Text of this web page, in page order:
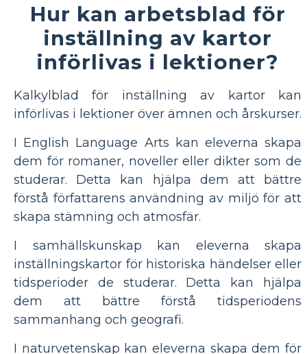
Hur kan arbetsblad för
inställning av kartor
införlivas i lektioner?
Kalkylblad för inställning av kartor kan
införlivas i lektioner över ämnen och årskurser.
I English Language Arts kan eleverna skapa
dem för romaner, noveller eller dikter som de
studerar. Detta kan hjälpa dem att bättre
förstå författarens användning av miljö för att
skapa stämning och atmosfär.
I samhällskunskap kan eleverna skapa
inställningskartor för historiska händelser eller
tidsperioder de studerar. Detta kan hjälpa
dem att bättre förstå tidsperiodens
sammanhang och geografi.
I naturvetenskap kan eleverna skapa dem för